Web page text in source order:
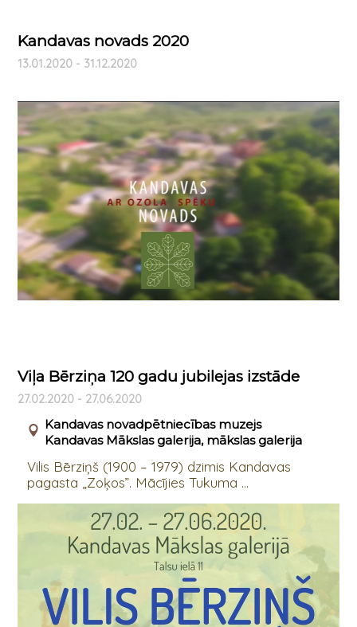
Kandavas novads 2020
13.01.2020 - 31.12.2020
Viļa Bērziņa 120 gadu jubilejas izstāde
27.02.2020 - 27.06.2020
Kandavas novadpētniecības muzejs
Kandavas Mākslas galerija, mākslas galerija
Vilis Bērziņš (1900 – 1979) dzimis Kandavas
pagasta „Zoķos”. Mācījies Tukuma ...